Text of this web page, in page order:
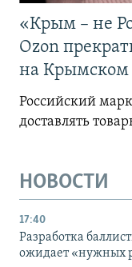
«Крым – не
Ozon
на Крымском
Российский
доставлять
НОВОСТИ
17:40
Разработка
ожидает «нужных